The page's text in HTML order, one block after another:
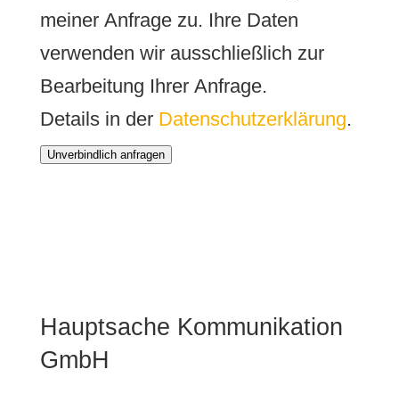
meiner Anfrage zu. Ihre Daten
verwenden wir ausschließlich zur
Bearbeitung Ihrer Anfrage.
Details in der Datenschutzerklärung.
Unverbindlich anfragen
Hauptsache Kommunikation
GmbH